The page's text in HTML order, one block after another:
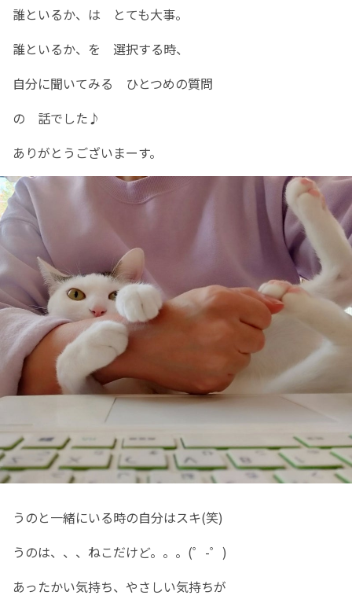
誰といるか、は とても大事。
誰といるか、を 選択する時、
自分に聞いてみる ひとつめの質問
の 話でした♪
ありがとうございまーす。
うのと一緒にいる時の自分はスキ(笑)
うのは、、、ねこだけど。。。(゜-゜)
あったかい気持ち、やさしい気持ちが